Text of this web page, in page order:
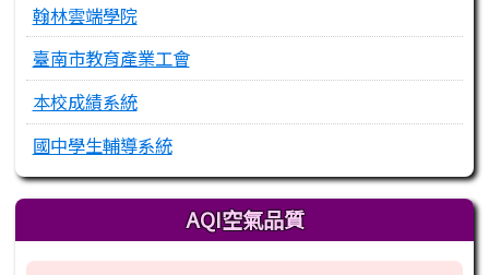
翰林雲端學院
臺南市教育產業工會
本校成績系統
國中學生輔導系統
AQI空氣品質